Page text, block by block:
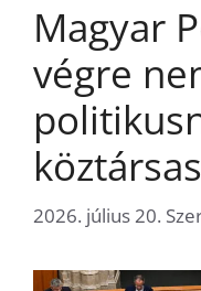
Magyar
végre
2026. július 20.